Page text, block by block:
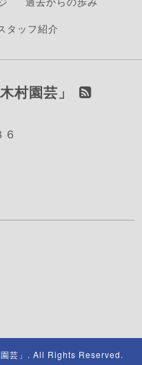
タッフ紹介
村園芸」
芸」 . All Rights Reserved.